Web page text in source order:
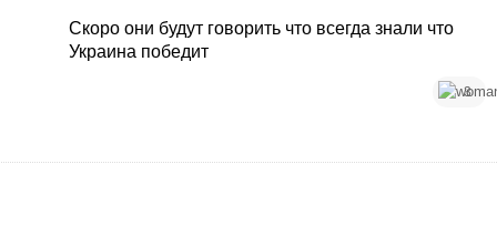
Скоро они будут говорить что всегда знали что
Украина победит
3